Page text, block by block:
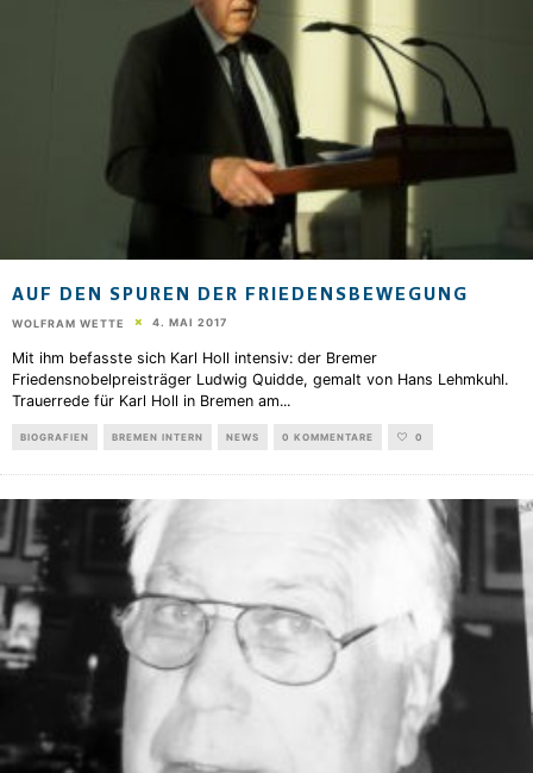
AUF DEN SPUREN DER FRIEDENSBEWEGUNG
WOLFRAM WETTE 4. MAI 2017
Mit ihm befasste sich Karl Holl intensiv: der Bremer
Friedensnobelpreisträger Ludwig Quidde, gemalt von Hans Lehmkuhl.
Trauerrede für Karl Holl in Bremen am...
BIOGRAFIEN BREMEN INTERN NEWS 0 KOMMENTARE 0